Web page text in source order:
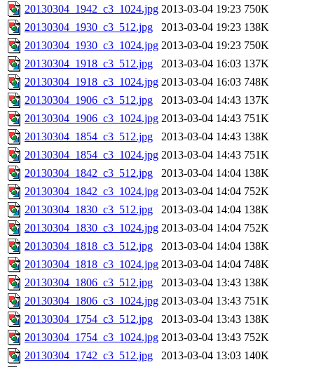
20130304_1942_c3_1024.jpg 2013-03-04 19:23 750K
20130304_1930_c3_512.jpg
2013-03-04 19:23 138K
20130304_1930_c3_1024.jpg 2013-03-04 19:23 750K
20130304_1918_c3_512.jpg
2013-03-04 16:03 137K
20130304_1918_c3_1024.jpg 2013-03-04 16:03 748K
20130304_1906_c3_512.jpg
2013-03-04 14:43 137K
20130304_1906_c3_1024.jpg 2013-03-04 14:43 751K
20130304_1854_c3_512.jpg
2013-03-04 14:43 138K
20130304_1854_c3_1024.jpg 2013-03-04 14:43 751K
20130304_1842_c3_512.jpg
2013-03-04 14:04 138K
20130304_1842_c3_1024.jpg 2013-03-04 14:04 752K
20130304_1830_c3_512.jpg
2013-03-04 14:04 138K
20130304_1830_c3_1024.jpg 2013-03-04 14:04 752K
20130304_1818_c3_512.jpg
2013-03-04 14:04 138K
20130304_1818_c3_1024.jpg 2013-03-04 14:04 748K
20130304_1806_c3_512.jpg
2013-03-04 13:43 138K
20130304_1806_c3_1024.jpg 2013-03-04 13:43 751K
20130304_1754_c3_512.jpg
2013-03-04 13:43 138K
20130304_1754_c3_1024.jpg 2013-03-04 13:43 752K
20130304_1742_c3_512.jpg
2013-03-04 13:03 140K